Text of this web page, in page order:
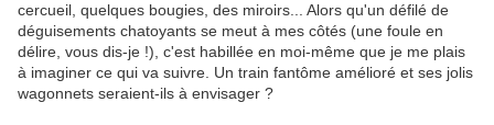
cercueil, quelques bougies, des miroirs... Alors qu'un défilé de
déguisements chatoyants se meut à mes côtés (une foule en
délire, vous dis-je !), c'est habillée en moi-même que je me plais
à imaginer ce qui va suivre. Un train fantôme amélioré et ses jolis
wagonnets seraient-ils à envisager ?